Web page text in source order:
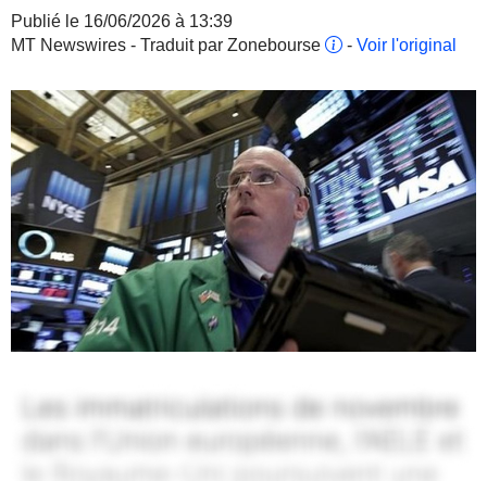
Publié le 16/06/2026 à 13:39
MT Newswires - Traduit par Zonebourse
- Voir l'original